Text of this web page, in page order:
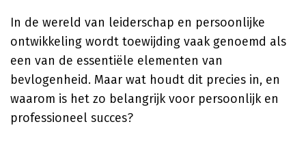
In de wereld van leiderschap en persoonlijke
ontwikkeling wordt toewijding vaak genoemd als
een van de essentiële elementen van
bevlogenheid. Maar wat houdt dit precies in, en
waarom is het zo belangrijk voor persoonlijk en
professioneel succes?